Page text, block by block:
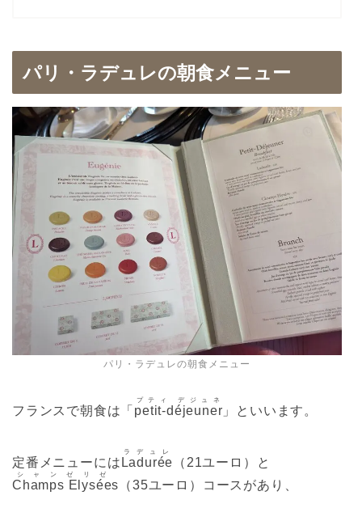
パリ・ラデュレの朝食メニュー
パリ・ラデュレの朝食メニュー
フランスで朝食は「 petit-déjeuner
プティ デジュネ
」といいます。
定番メニューには Ladurée
ラデュレ
（21ユーロ）と
Champs Elysée
シャンゼリゼ
s（35ユーロ）コースがあり、